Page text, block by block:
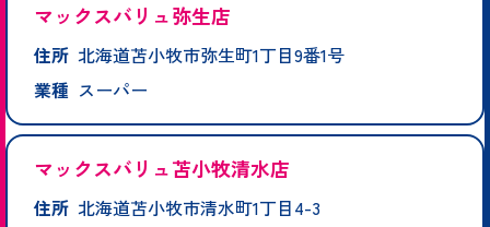
マックスバリュ弥生店
住所 北海道苫小牧市弥生町1丁目9番1号
業種 スーパー
マックスバリュ苫小牧清水店
住所 北海道苫小牧市清水町1丁目4-3